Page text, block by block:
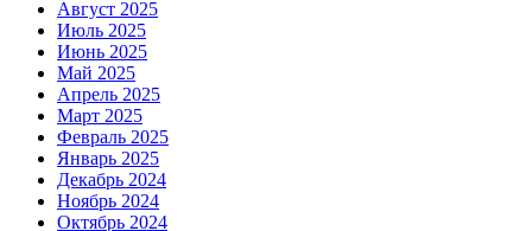
Август 2025
Июль 2025
Июнь 2025
Май 2025
Апрель 2025
Март 2025
Февраль 2025
Январь 2025
Декабрь 2024
Ноябрь 2024
Октябрь 2024